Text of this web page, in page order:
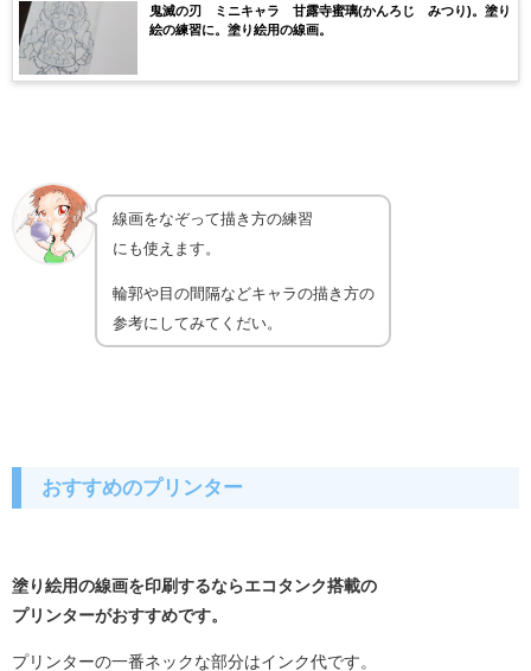
鬼滅の刃 ミニキャラ 甘露寺蜜璃(かんろじ みつり)。塗り
絵の練習に。塗り絵用の線画。
線画をなぞって描き方の練習
にも使えます。
輪郭や目の間隔などキャラの描き方の
参考にしてみてくだい。
おすすめのプリンター
塗り絵用の線画を印刷するならエコタンク搭載の
プリンターがおすすめです。
プリンターの一番ネックな部分はインク代です。